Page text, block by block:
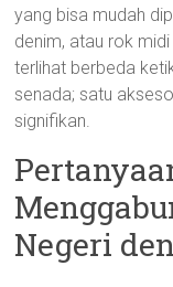
yang bisa mudah
denim, atau rok
terlihat berbeda
senada; satu
signifikan.
Negeri